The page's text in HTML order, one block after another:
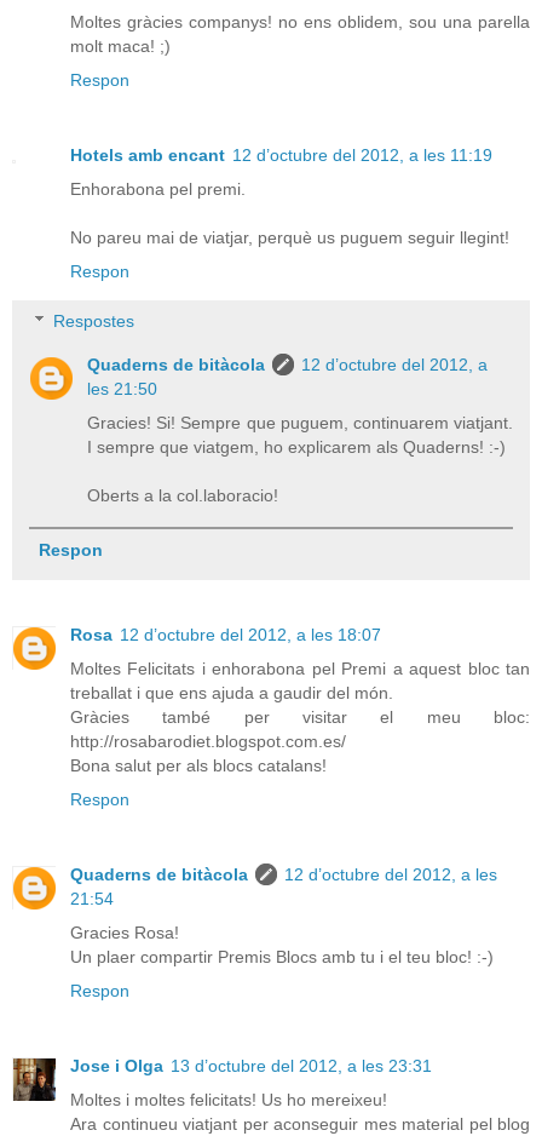
Moltes gràcies companys! no ens oblidem, sou una parella
molt maca! ;)
Respon
Hotels amb encant 12 d’octubre del 2012, a les 11:19
Enhorabona pel premi.
No pareu mai de viatjar, perquè us puguem seguir llegint!
Respon
Respostes
Quaderns de bitàcola
12 d’octubre del 2012, a
les 21:50
Gracies! Si! Sempre que puguem, continuarem viatjant.
I sempre que viatgem, ho explicarem als Quaderns! :-)
Oberts a la col.laboracio!
Respon
Rosa 12 d’octubre del 2012, a les 18:07
Moltes Felicitats i enhorabona pel Premi a aquest bloc tan
treballat i que ens ajuda a gaudir del món.
Gràcies també per visitar el meu bloc:
http://rosabarodiet.blogspot.com.es/
Bona salut per als blocs catalans!
Respon
Quaderns de bitàcola
12 d’octubre del 2012, a les
21:54
Gracies Rosa!
Un plaer compartir Premis Blocs amb tu i el teu bloc! :-)
Respon
Jose i Olga 13 d’octubre del 2012, a les 23:31
Moltes i moltes felicitats! Us ho mereixeu!
Ara continueu viatjant per aconseguir mes material pel blog